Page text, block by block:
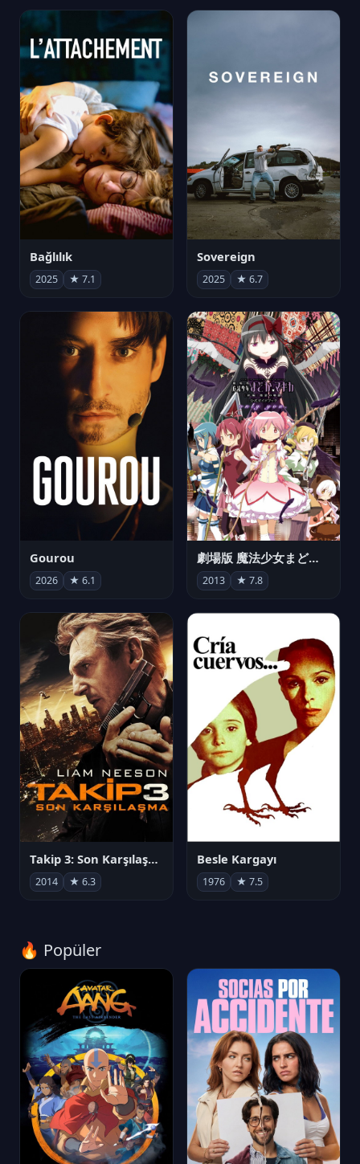
Bağlılık
2025 ★ 7.1
Sovereign
2025 ★ 6.7
Gourou
2026 ★ 6.1
劇場版 魔法少女まどか☆マギカ[新編]叛逆の物語
2013 ★ 7.8
Takip 3: Son Karşılaşma
2014 ★ 6.3
Besle Kargayı
1976 ★ 7.5
🔥 Popüler